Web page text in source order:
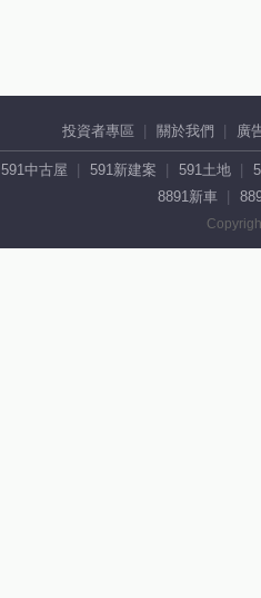
投資者專區 關於我們 廣
591中古屋 591新建案 591土地
8891新車